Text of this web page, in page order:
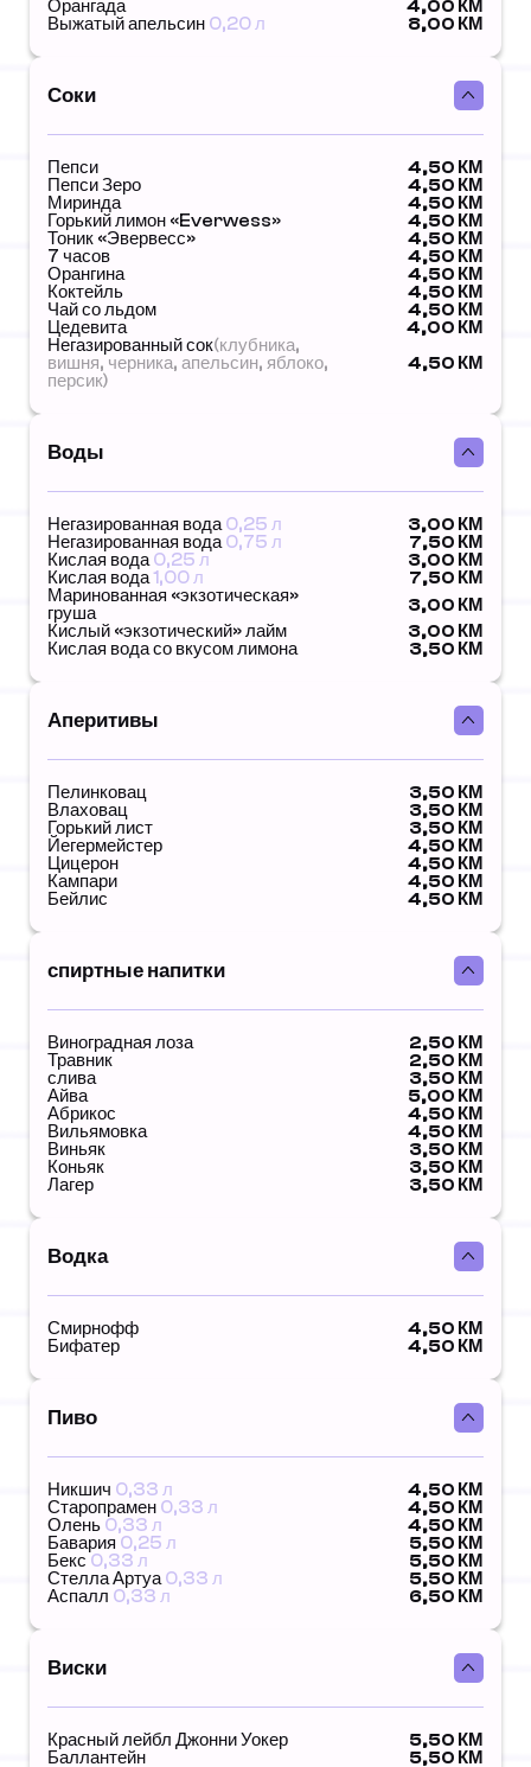
Орангада
4,00 КМ
Выжатый апельсин 0,20 л 8,00 КМ
Соки
Пепси
4,50 КМ
Пепси Зеро
4,50 КМ
Миринда
4,50 КМ
Горький лимон «Everwess»
4,50 КМ
Тоник «Эвервесс»
4,50 КМ
7 часов
4,50 КМ
Орангина
4,50 КМ
Коктейль
4,50 КМ
Чай со льдом
4,50 КМ
Цедевита
4,00 КМ
Негазированный сок(клубника,
вишня, черника, апельсин, яблоко,
персик)
4,50 КМ
Воды
Негазированная вода0,25 л
3,00 КМ
Негазированная вода0,75 л
7,50 КМ
Кислая вода0,25 л
3,00 КМ
Кислая вода1,00 л
7,50 КМ
Маринованная «экзотическая»
груша
3,00 КМ
Кислый «экзотический» лайм
3,00 КМ
Кислая вода со вкусом лимона
3,50 КМ
Аперитивы
Пелинковац
3,50 КМ
Влаховац
3,50 КМ
Горький лист
3,50 КМ
Йегермейстер
4,50 КМ
Цицерон
4,50 КМ
Кампари
4,50 КМ
Бейлис
4,50 КМ
спиртные напитки
Виноградная лоза
2,50 КМ
Травник
2,50 КМ
слива
3,50 КМ
Айва
5,00 КМ
Абрикос
4,50 КМ
Вильямовка
4,50 КМ
Виньяк
3,50 КМ
Коньяк
3,50 КМ
Лагер
3,50 КМ
Водка
Смирнофф
4,50 КМ
Бифатер
4,50 КМ
Пиво
Никшич 0,33 л
4,50 КМ
Старопрамен 0,33 л
4,50 КМ
Олень 0,33 л
4,50 КМ
Бавария 0,25 л
5,50 КМ
Бекс 0,33 л
5,50 КМ
Стелла Артуа0,33 л
5,50 КМ
Аспалл 0,33 л 6,50 КМ
Виски
Красный лейбл Джонни Уокер
5,50 КМ
Баллантейн
5,50 КМ